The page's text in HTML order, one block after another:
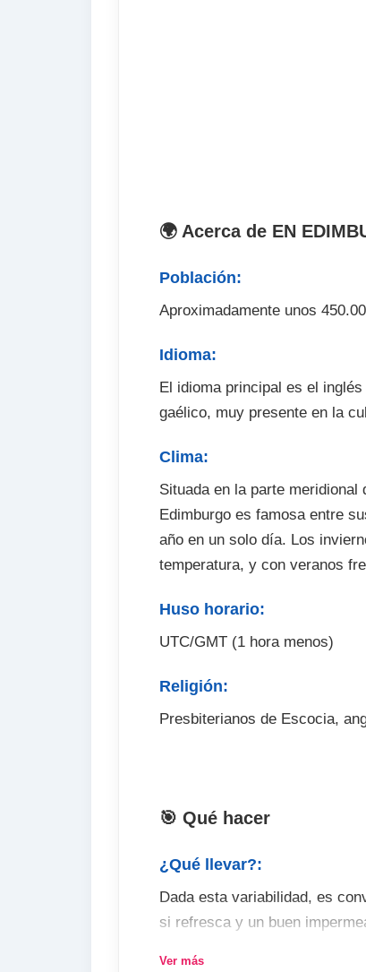
🌍 Acerca de EN
Población:
Aproximadamente unos
Idioma:
El idioma principal es el
gaélico, muy presente en la
Clima:
Situada en la parte
Edimburgo es famosa entre
año en un solo día. Los
temperatura, y con veranos
Huso horario:
UTC/GMT (1 hora menos)
Religión:
Presbiterianos de Escocia,
🎯 Qué hacer
¿Qué llevar?:
Dada esta variabilidad, es
si refresca y un buen
Ver más